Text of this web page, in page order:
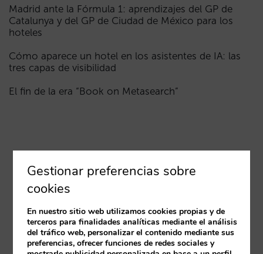
Madrid ante la Fórmula 1: aprendizajes del GP de
Catalunya y del GP de Ciudad de México para los
hoteles
Cómo aparece un hotel en los asistentes de IA: las
tres capas de visibilidad
El fin de la era “Book on Metasearch”
Gestionar preferencias sobre
cookies
En nuestro sitio web utilizamos cookies propias y de
terceros para finalidades analíticas mediante el análisis
del tráfico web, personalizar el contenido mediante sus
preferencias, ofrecer funciones de redes sociales y